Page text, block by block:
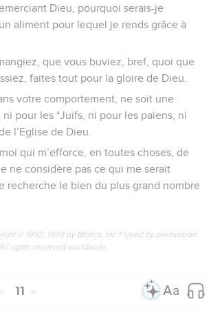
Dieu, pourquoi serais-je
aliment pour lequel je rends grâce à
que vous buviez, bref, quoi que
faites tout pour la gloire de Dieu.
votre comportement, ne soit une
pour les *Juifs, ni pour les païens, ni
l’Eglise de Dieu.
qui m’efforce, en toutes choses, de
ne considère pas ce qui me serait
recherche le bien du plus grand nombre
© 1992, 1999 by Biblica, Inc.® Used by permission.
All rights reserved worldwide.
11